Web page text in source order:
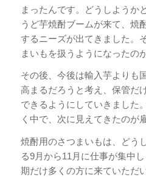
まったんです。どうしようか
うど芋焼酎ブームが来て、焼
するニーズが出てきました。
まいもを扱うようになったの
その後、今後は輸入芋よりも
高まるだろうと考え、保管だ
できるようにしていきました
く中で、次に見えてきたのが
焼酎用のさつまいもは、どう
る9月から11月に仕事が集中
期だけ多くの方に来ていただ